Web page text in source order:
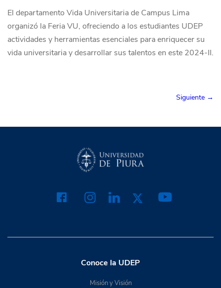
El departamento Vida Universitaria de Campus Lima
organizó la Feria VU, ofreciendo a los estudiantes UDEP
actividades y herramientas esenciales para enriquecer su
vida universitaria y desarrollar sus talentos en este 2024-II.
Siguiente →
Conoce la UDEP
Misión y Visión